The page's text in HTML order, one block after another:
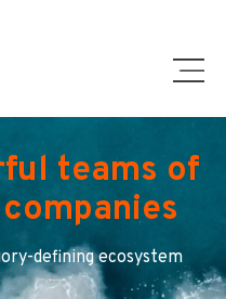
teams of
defining ecosystem